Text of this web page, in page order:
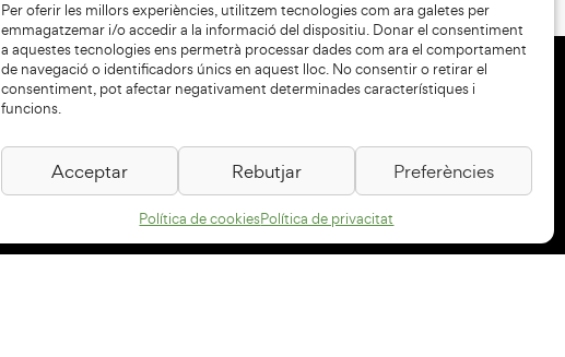
Per oferir les millors experiències, utilitzem tecnologies com ara galetes per
emmagatzemar i/o accedir a la informació del dispositiu. Donar el consentiment
a aquestes tecnologies ens permetrà processar dades com ara el comportament
de navegació o identificadors únics en aquest lloc. No consentir o retirar el
consentiment, pot afectar negativament determinades característiques i
funcions.
Acceptar Rebutjar Preferències
Política de cookiesPolítica de privacitat
Col·laboradors: